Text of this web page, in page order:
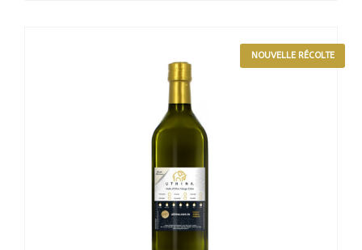
NOUVELLE RÉCOLTE